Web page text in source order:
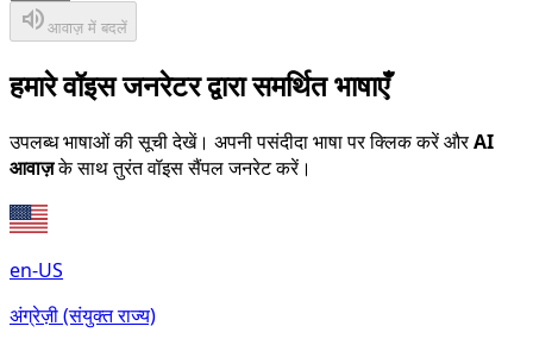
volume_up आवाज़ में बदलें
हमारे वॉइस जनरेटर द्वारा समर्थित भाषाएँ
उपलब्ध भाषाओं की सूची देखें। अपनी पसंदीदा भाषा पर क्लिक करें औरAI
आवाज़के साथ तुरंत वॉइस सैंपल जनरेट करें।
en-US
अंग्रेज़ी (संयुक्त राज्य)